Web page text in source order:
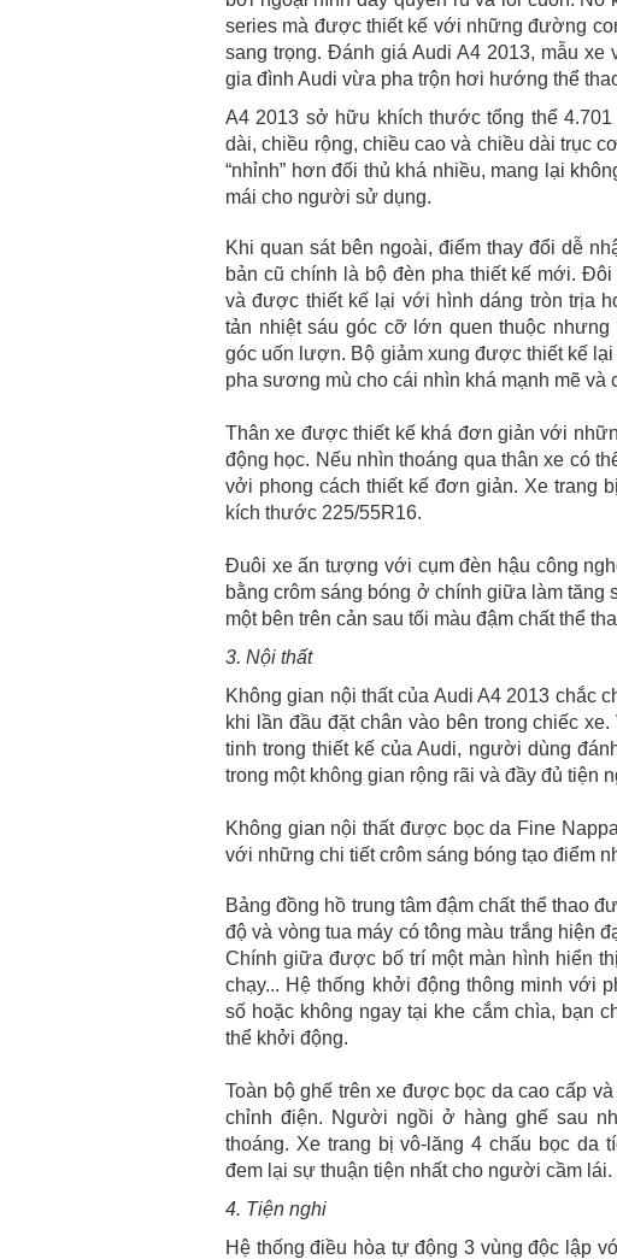
series mà được thiết kế với những đường
sang trọng. Đánh giá Audi A4 2013, mẫu
gia đình Audi vừa pha trộn hơi hướng thể
A4 2013 sở hữu khích thước tổng thể
dài, chiều rộng, chiều cao và chiều dài trục
“nhỉnh” hơn đối thủ khá nhiều, mang lại
mái cho người sử dụng.
Khi quan sát bên ngoài, điểm thay đổi dễ
bản cũ chính là bộ đèn pha thiết kế mới.
và được thiết kế lại với hình dáng tròn trịa
tản nhiệt sáu góc cỡ lớn quen thuộc
góc uốn lượn. Bộ giảm xung được thiết kế
pha sương mù cho cái nhìn khá mạnh mẽ và
Thân xe được thiết kế khá đơn giản với
động học. Nếu nhìn thoáng qua thân xe có
vởi phong cách thiết kế đơn giản. Xe trang
kích thước 225/55R16.
Đuôi xe ấn tượng với cụm đèn hậu công
bằng crôm sáng bóng ở chính giữa làm tăng
một bên trên cản sau tối màu đậm chất thể
3. Nội thất
Không gian nội thất của Audi A4 2013 chắc
khi lần đầu đặt chân vào bên trong chiếc
tinh trong thiết kế của Audi, người dùng
trong một không gian rộng rãi và đầy đủ tiện
Không gian nội thất được bọc da Fine
với những chi tiết crôm sáng bóng tạo điểm
Bảng đồng hồ trung tâm đậm chất thể thao
độ và vòng tua máy có tông màu trắng hiện
Chính giữa được bố trí một màn hình hiển
chạy... Hệ thống khởi động thông minh với
số hoặc không ngay tại khe cắm chìa, bạn
thể khởi động.
Toàn bộ ghế trên xe được bọc da cao cấp
chỉnh điện. Người ngồi ở hàng ghế sau
thoáng. Xe trang bị vô-lăng 4 chấu bọc da
đem lại sự thuận tiện nhất cho người cầm lái.
4. Tiện nghi
Hệ thống điều hòa tự động 3 vùng độc lập